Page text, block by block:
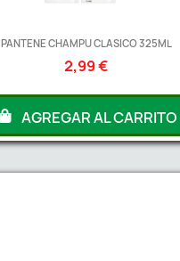
PANTENE CHAMPU CLASICO 325ML
2,99 €
AGREGAR AL CARRITO